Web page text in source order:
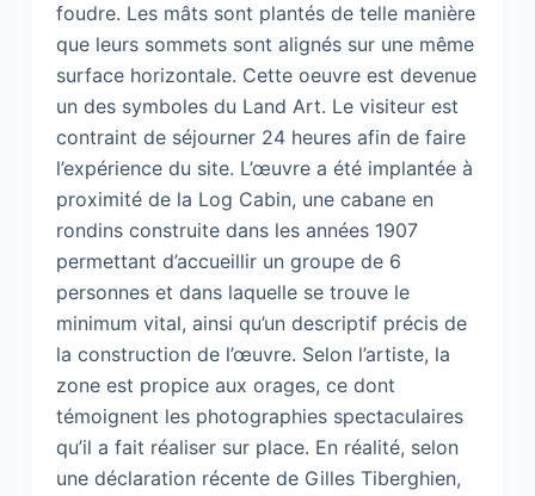
foudre. Les mâts sont plantés de telle manière
que leurs sommets sont alignés sur une même
surface horizontale. Cette oeuvre est devenue
un des symboles du Land Art. Le visiteur est
contraint de séjourner 24 heures afin de faire
l’expérience du site. L’œuvre a été implantée à
proximité de la Log Cabin, une cabane en
rondins construite dans les années 1907
permettant d’accueillir un groupe de 6
personnes et dans laquelle se trouve le
minimum vital, ainsi qu’un descriptif précis de
la construction de l’œuvre. Selon l’artiste, la
zone est propice aux orages, ce dont
témoignent les photographies spectaculaires
qu’il a fait réaliser sur place. En réalité, selon
une déclaration récente de Gilles Tiberghien,